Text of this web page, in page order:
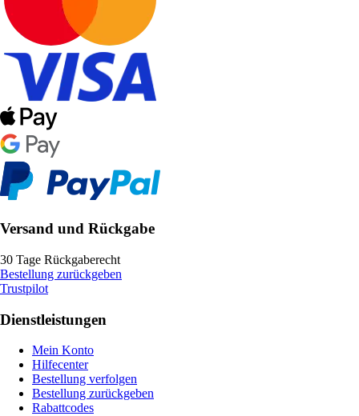
Versand und Rückgabe
30 Tage Rückgaberecht
Bestellung zurückgeben
Trustpilot
Dienstleistungen
Mein Konto
Hilfecenter
Bestellung verfolgen
Bestellung zurückgeben
Rabattcodes